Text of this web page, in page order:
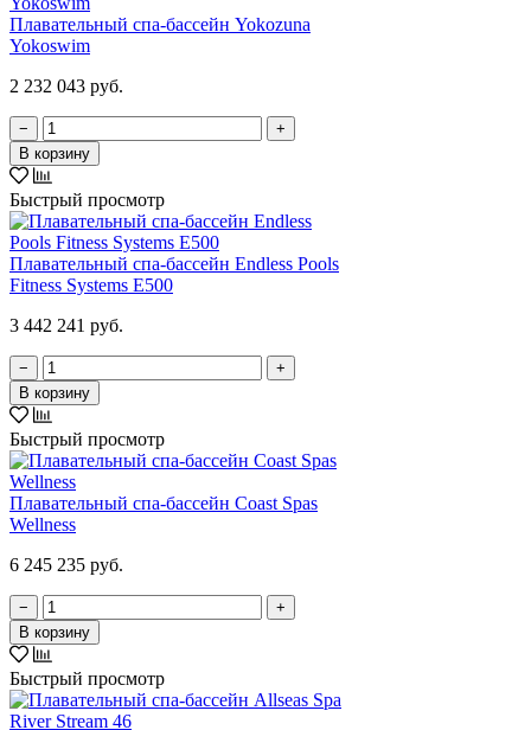
Плавательный спа-бассейн Yokozuna
Yokoswim
2 232 043 руб.
−
+
В корзину
Быстрый просмотр
Плавательный спа-бассейн Endless Pools
Fitness Systems E500
3 442 241 руб.
−
+
В корзину
Быстрый просмотр
Плавательный спа-бассейн Coast Spas
Wellness
6 245 235 руб.
−
+
В корзину
Быстрый просмотр